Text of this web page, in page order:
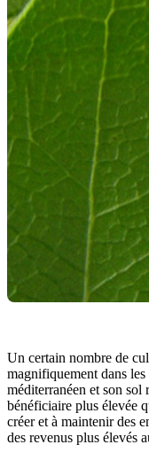
Un certain nombre de
magnifiquement dans
méditerranéen et son
bénéficiaire plus élevée
créer et à maintenir des
des revenus plus élevés